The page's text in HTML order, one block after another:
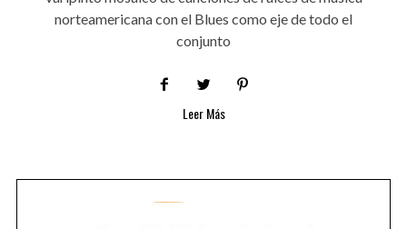
norteamericana con el Blues como eje de todo el
conjunto
Leer Más